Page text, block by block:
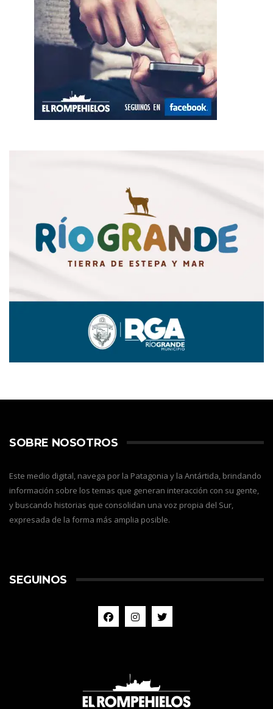
SOBRE NOSOTROS
Este medio digital, navega por la Patagonia y la Antártida, brindando
información sobre los temas que generan interacción con su gente,
y buscando historias que consolidan una voz propia del Sur,
expresada de la forma más amplia posible.
SEGUINOS